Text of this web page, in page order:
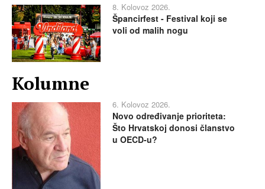
8. Kolovoz 2026.
Špancirfest - Festival koji se
voli od malih nogu
Kolumne
6. Kolovoz 2026.
Novo određivanje prioriteta:
Što Hrvatskoj donosi članstvo
u OECD-u?